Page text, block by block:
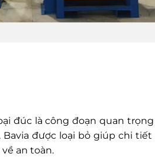
đúc là công đoạn quan
được loại bỏ giúp chi tiết
an toàn.